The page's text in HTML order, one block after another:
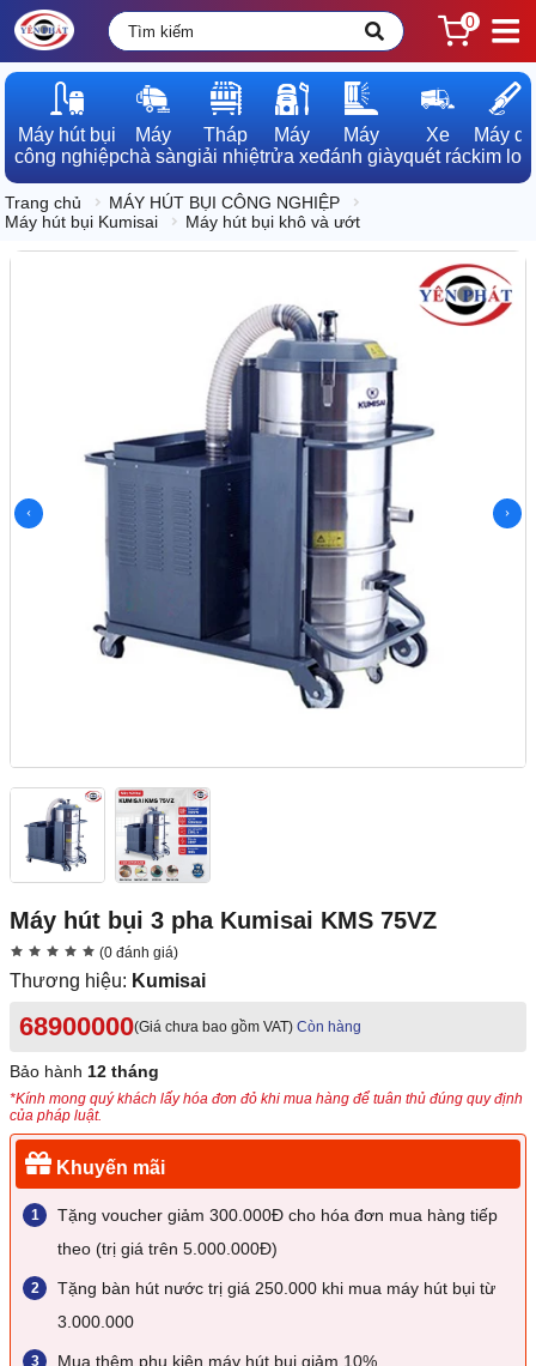
0
Máy hút bụi
công nghiệp
Máy
chà sàn
Tháp
giải nhiệt
Máy
rửa xe
Máy
đánh giày
Xe
quét rác
Máy dò
kim loại
Trang chủ
MÁY HÚT BỤI CÔNG NGHIỆP
Máy hút bụi Kumisai
Máy hút bụi khô và ướt
Máy hút bụi 3 pha Kumisai KMS 75VZ
(0 đánh giá)
Thương hiệu: Kumisai
68900000(Giá chưa bao gồm VAT) Còn hàng
Bảo hành 12 tháng
*Kính mong quý khách lấy hóa đơn đỏ khi mua hàng để tuân thủ đúng quy định
của pháp luật.
Khuyến mãi
Tặng voucher giảm 300.000Đ cho hóa đơn mua hàng tiếp
theo (trị giá trên 5.000.000Đ)
Tặng bàn hút nước trị giá 250.000 khi mua máy hút bụi từ
3.000.000
Mua thêm phụ kiện máy hút bụi giảm 10%